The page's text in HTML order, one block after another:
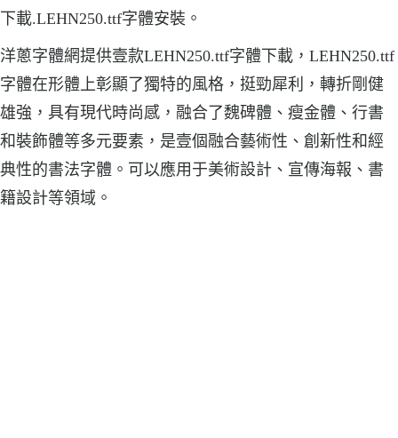
下載.LEHN250.ttf字體安裝。
洋蔥字體網提供壹款LEHN250.ttf字體下載，LEHN250.ttf
字體在形體上彰顯了獨特的風格，挺勁犀利，轉折剛健
雄強，具有現代時尚感，融合了魏碑體、瘦金體、行書
和裝飾體等多元要素，是壹個融合藝術性、創新性和經
典性的書法字體。可以應用于美術設計、宣傳海報、書
籍設計等領域。